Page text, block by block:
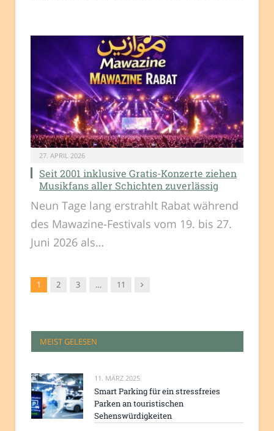
27. APRIL 2026
Seit 2001 inklusive Gratis-Konzerte ziehen
Musikfans aller Schichten zuverlässig
Neun Tage lang erstrahlt Rabat während
des Mawazine-Festivals vom 19. bis 27.
Juni 2026 als…
1 2 3 … 11 Nachfolger
MEIST GELESEN
11. MÄRZ 2025
Smart Parking für ein stressfreies
Parken an touristischen
Sehenswürdigkeiten